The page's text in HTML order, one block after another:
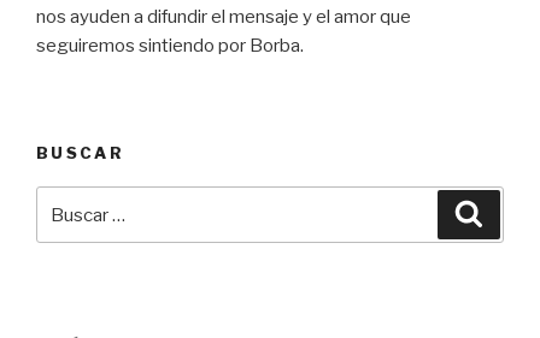
nos ayuden a difundir el mensaje y el amor que
seguiremos sintiendo por Borba.
BUSCAR
por: